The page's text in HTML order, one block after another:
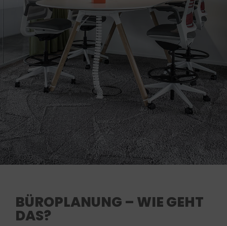
BÜROPLANUNG – WIE GEHT
DAS?